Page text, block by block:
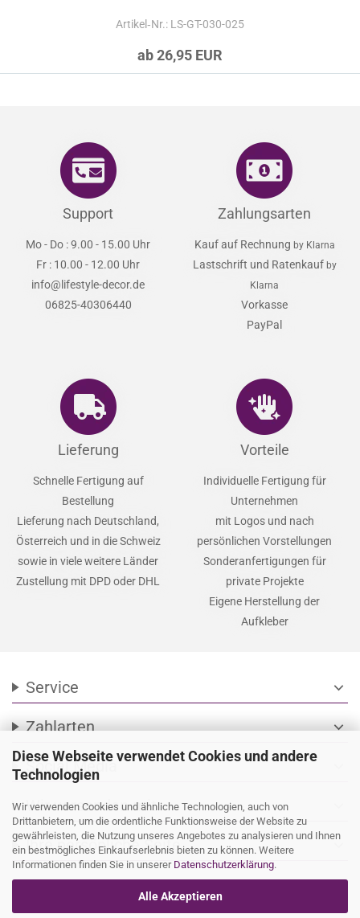
Diese Webseite verwendet Cookies und andere
Technologien
Wir verwenden Cookies und ähnliche Technologien, auch von
Drittanbietern, um die ordentliche Funktionsweise der Website zu
gewährleisten, die Nutzung unseres Angebotes zu analysieren und Ihnen
ein bestmögliches Einkaufserlebnis bieten zu können. Weitere
Informationen finden Sie in unserer Datenschutzerklärung.
Alle Akzeptieren
Artikel‑Nr.: LS-GT-030-025
ab 26,95 EUR
Support
Mo - Do : 9.00 - 15.00 Uhr
Fr : 10.00 - 12.00 Uhr
info@lifestyle-decor.de
06825-40306440
Zahlungsarten
Kauf auf Rechnung by Klarna
Lastschrift und Ratenkauf by
Klarna
Vorkasse
PayPal
Lieferung
Schnelle Fertigung auf
Bestellung
Lieferung nach Deutschland,
Österreich und in die Schweiz
sowie in viele weitere Länder
Zustellung mit DPD oder DHL
Vorteile
Individuelle Fertigung für
Unternehmen
mit Logos und nach
persönlichen Vorstellungen
Sonderanfertigungen für
private Projekte
Eigene Herstellung der
Aufkleber
Service expand_more
Zahlarten expand_more
Social Media
Wir versenden mit
Ihre persönliche Seite expand_more